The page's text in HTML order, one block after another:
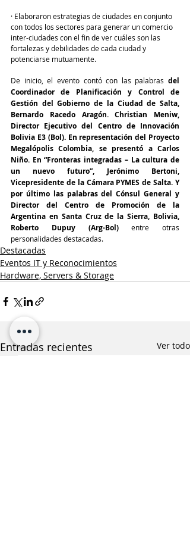
· Elaboraron estrategias de ciudades en conjunto
con todos los sectores para generar un comercio
inter-ciudades con el fin de ver cuáles son las
fortalezas y debilidades de cada ciudad y
potenciarse mutuamente.
De inicio, el evento contó con las palabras del
Coordinador de Planificación y Control de
Gestión del Gobierno de la Ciudad de Salta,
Bernardo Racedo Aragón. Christian Meniw,
Director Ejecutivo del Centro de Innovación
Bolivia E3 (Bol). En representación del Proyecto
Megalópolis Colombia, se presentó a Carlos
Niño. En “Fronteras integradas – La cultura de
un nuevo futuro”, Jerónimo Bertoni,
Vicepresidente de la Cámara PYMES de Salta. Y
por último las palabras del Cónsul General y
Director del Centro de Promoción de la
Argentina en Santa Cruz de la Sierra, Bolivia,
Roberto Dupuy (Arg-Bol) entre otras
personalidades destacadas.
Destacadas
Eventos IT y Reconocimientos
Hardware, Servers & Storage
Entradas recientes Ver todo